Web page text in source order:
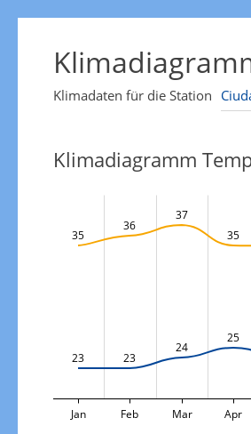
Klimadaten für die Station
Klimadiagramm
35
36
37
35
23 23
24
25
Jan Feb Mar Apr